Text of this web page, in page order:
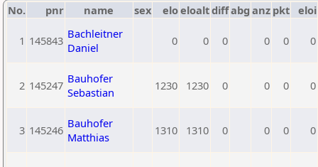
No. pnr name sex eloeloaltdiffabg anz pkt eloi
1 145843 Bachleitner
Daniel
0 0 0 0 0 0
2 145247 Bauhofer
Sebastian
1230 1230 0 0 0 0
3 145246 Bauhofer
Matthias
1310 1310 0 0 0 0